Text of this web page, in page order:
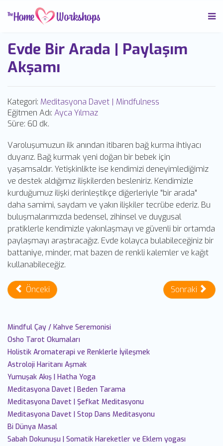
Evde Bir Arada | Paylaşım
Akşamı
Kategori: Meditasyona Davet | Mindfulness
Eğitmen Adı: Ayca Yılmaz
Süre: 60 dk.
Varoluşumuzun ilk anından itibaren bağ kurma ihtiyacı
duyarız. Bağ kurmak yeni doğan bir bebek için
yaşamsaldır. Yetişkinlikte ise kendimizi deneyimlediğimiz
ve destek aldığımız ilişkilerden besleniriz. Kendimizle
kurduğumuz ilişki derinleştikçe diğerleriyle "bir arada"
daha samimi, saydam ve yakın ilişkiler tecrübe ederiz. Bu
buluşmalarımızda bedensel, zihinsel ve duygusal
pratiklerle kendimizle yakınlaşmayı ve güvenli bir ortamda
paylaşmayı araştıracağız. Evde kolayca bulabileceğiniz bir
battaniye, minder, mat bazen de renkli kalemler ve kağıt
kullanabileceğiz.
Önceki Sonraki
Mindful Çay / Kahve Seremonisi
Osho Tarot Okumaları
Holistik Aromaterapi ve Renklerle İyileşmek
Astroloji Haritanı Aşmak
Yumuşak Akış | Hatha Yoga
Meditasyona Davet | Beden Tarama
Meditasyona Davet | Şefkat Meditasyonu
Meditasyona Davet | Stop Dans Meditasyonu
Bi Dünya Masal
Sabah Dokunuşu | Somatik Hareketler ve Eklem yogası